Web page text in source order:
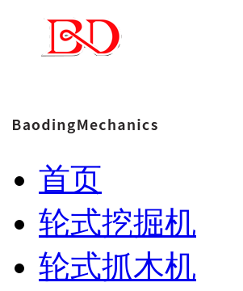
首页
轮式挖掘机
轮式抓木机